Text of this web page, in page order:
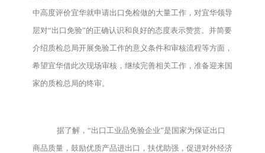
中高度评价宜华就申请出口免检做的大量工作，对宜华领导
层对“出口免验”的正确认识和良好的态度表示赞赏。并简要
介绍质检总局开展免验工作的意义条件和审核流程等方面，
希望宜华借此次现场审核，继续完善相关工作，准备迎来国
家的质检总局的终审。
据了解，“出口工业品免验企业”是国家为保证出口
商品质量，鼓励优质产品进出口，扶优助强，促进对外经济